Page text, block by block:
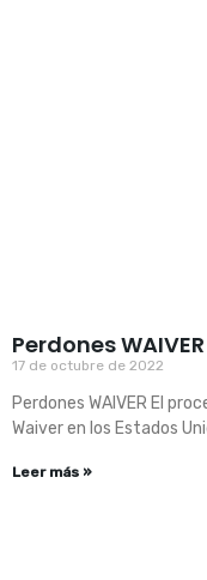
Perdones WAIVER
17 de octubre de 2022
Perdones WAIVER El
Waiver en los Estados
Leer más »